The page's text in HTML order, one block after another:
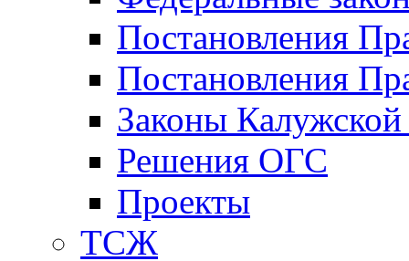
Постановления
Постановления
Законы Калужской
Решения ОГС
Проекты
ТСЖ